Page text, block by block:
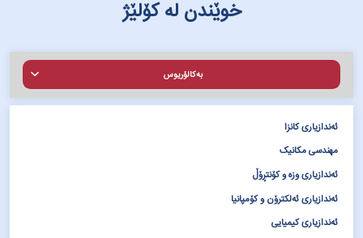
خوێندن لە کۆلێژ
بەکالۆریوس
ماستەر
ئەندازیاری کانزا
​​​مهندسی مکانیک
ئەندازیاری وزه و کۆنتڕۆڵ
ئەندازیاری ئەلکترۆن و کۆمپانیا
ئەندازیاری کیمیایی